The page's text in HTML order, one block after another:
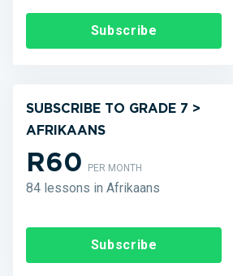
Subscribe
SUBSCRIBE TO GRADE 7 >
AFRIKAANS
R60PER MONTH
84 lessons in Afrikaans
Subscribe